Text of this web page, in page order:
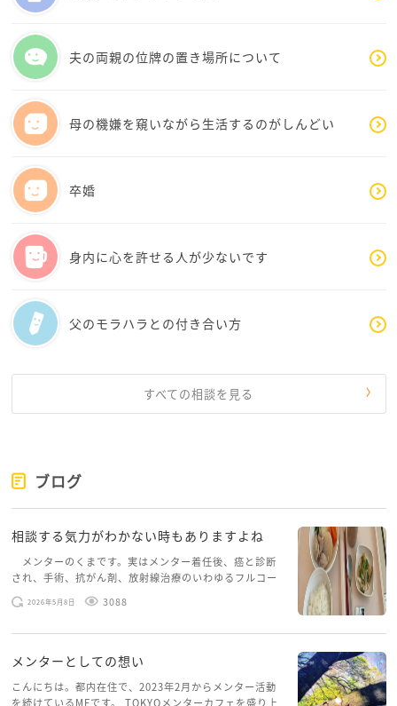
夫の両親の位牌の置き場所について
母の機嫌を窺いながら生活するのがしんどい
卒婚
身内に心を許せる人が少ないです
父のモラハラとの付き合い方
すべての相談を見る
ブログ
相談する気力がわかない時もありますよね
メンターのくまです。実はメンター着任後、癌と診断
され、手術、抗がん剤、放射線治療のいわゆるフルコー
スを体験していて、しばらくメンターカフェに来られて
いませんでした。体力だけでなく、気力も落ちパソコン
2026年5月8日 3088
メンターとしての想い
こんにちは。都内在住で、2023年2月からメンター活動
を続けているMFです。 TOKYOメンターカフェを盛り上